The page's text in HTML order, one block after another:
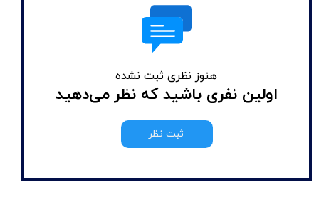
هنوز نظری ثبت نشده
اولین نفری باشید که نظر می‌دهید
ثبت نظر